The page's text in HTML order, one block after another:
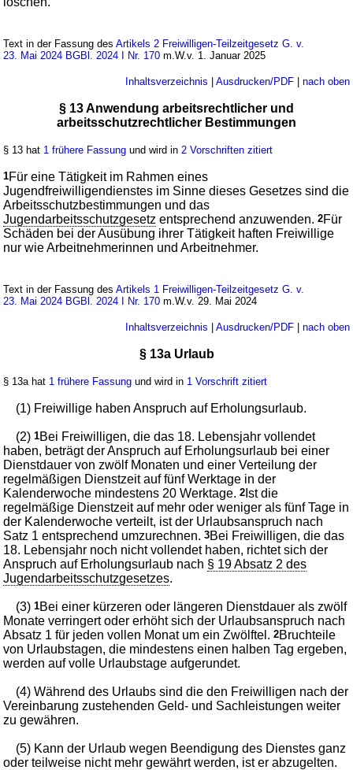
Text in der Fassung desArtikels 2 Freiwilligen-Teilzeitgesetz G. v.
23. Mai 2024 BGBl. 2024 I Nr. 170 m.W.v. 1. Januar 2025
Inhaltsverzeichnis | Ausdrucken/PDF| nach oben
§ 13 Anwendung arbeitsrechtlicher und
arbeitsschutzrechtlicher Bestimmungen
§ 13 hat 1 frühere Fassung und wird in 2 Vorschriften zitiert
1Für eine Tätigkeit im Rahmen eines
Jugendfreiwilligendienstes im Sinne dieses Gesetzes sind die
Arbeitsschutzbestimmungen und das
Jugendarbeitsschutzgesetz entsprechend anzuwenden.2Für
Schäden bei der Ausübung ihrer Tätigkeit haften Freiwillige
nur wie Arbeitnehmerinnen und Arbeitnehmer.
Text in der Fassung desArtikels 1 Freiwilligen-Teilzeitgesetz G. v.
23. Mai 2024 BGBl. 2024 I Nr. 170 m.W.v. 29. Mai 2024
Inhaltsverzeichnis | Ausdrucken/PDF| nach oben
§ 13a Urlaub
§ 13a hat 1 frühere Fassung und wird in 1 Vorschrift zitiert
(1) Freiwillige haben Anspruch auf Erholungsurlaub.
(2)1Bei Freiwilligen, die das 18. Lebensjahr vollendet
haben, beträgt der Anspruch auf Erholungsurlaub bei einer
Dienstdauer von zwölf Monaten und einer Verteilung der
regelmäßigen Dienstzeit auf fünf Werktage in der
Kalenderwoche mindestens 20 Werktage.2 Ist die
regelmäßige Dienstzeit auf mehr oder weniger als fünf Tage in
der Kalenderwoche verteilt, ist der Urlaubsanspruch nach
Satz 1 entsprechend umzurechnen.3Bei Freiwilligen, die das
18. Lebensjahr noch nicht vollendet haben, richtet sich der
Anspruch auf Erholungsurlaub nach § 19 Absatz 2 des
Jugendarbeitsschutzgesetzes.
(3)1Bei einer kürzeren oder längeren Dienstdauer als zwölf
Monate verringert oder erhöht sich der Urlaubsanspruch nach
Absatz 1 für jeden vollen Monat um ein Zwölftel.2Bruchteile
von Urlaubstagen, die mindestens einen halben Tag ergeben,
werden auf volle Urlaubstage aufgerundet.
(4) Während des Urlaubs sind die den Freiwilligen nach der
Vereinbarung zustehenden Geld- und Sachleistungen weiter
zu gewähren.
(5) Kann der Urlaub wegen Beendigung des Dienstes ganz
oder teilweise nicht mehr gewährt werden, ist er abzugelten.